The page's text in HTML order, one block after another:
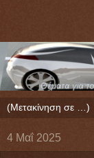
4 Μαΐ 2025